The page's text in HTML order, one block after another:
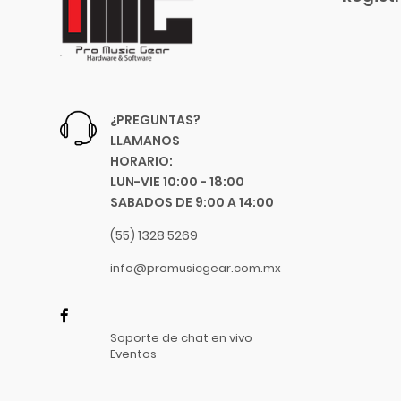
7.5 Mts.
9 Mts.
8 Mts.
1 Mts.
3.05 Mts.
6.10 Mts.
.58 Mm
Boss
C.B.I.
Celestion
Champion
¿PREGUNTAS?
LLAMANOS
HORARIO:
LUN-VIE 10:00 - 18:00
SABADOS DE 9:00 A 14:00
(55) 1328 5269
info@promusicgear.com.mx
Soporte de chat en vivo
Eventos